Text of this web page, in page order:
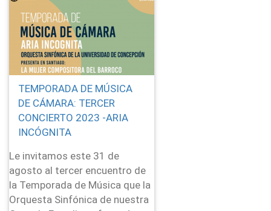
TEMPORADA DE MÚSICA
DE CÁMARA: TERCER
CONCIERTO 2023 -ARIA
INCÓGNITA
Le invitamos este 31 de
agosto al tercer encuentro de
la Temporada de Música que la
Orquesta Sinfónica de nuestra